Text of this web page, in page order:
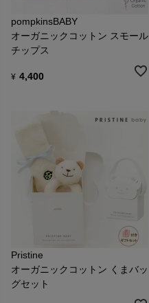
pompkinsBABY
オーガニックコットン スモール
チップス
¥ 4,400
Pristine
オーガニックコットン くまバッ
グセット